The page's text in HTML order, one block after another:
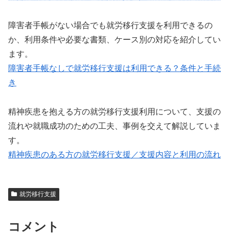
障害者手帳がない場合でも就労移行支援を利用できるの
か、利用条件や必要な書類、ケース別の対応を紹介してい
ます。
障害者手帳なしで就労移行支援は利用できる？条件と手続
き
精神疾患を抱える方の就労移行支援利用について、支援の
流れや就職成功のための工夫、事例を交えて解説していま
す。
精神疾患のある方の就労移行支援／支援内容と利用の流れ
就労移行支援
コメント